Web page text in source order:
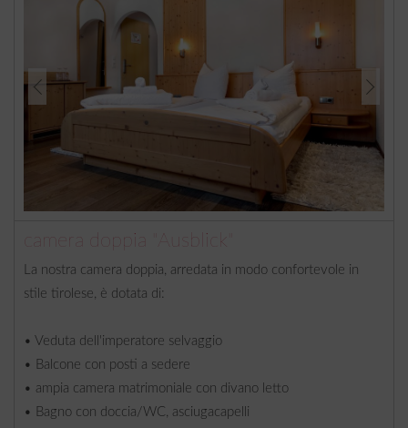
camera doppia "Ausblick"
La nostra camera doppia, arredata in modo confortevole in
stile tirolese, è dotata di:
• Veduta dell'imperatore selvaggio
• Balcone con posti a sedere
• ampia camera matrimoniale con divano letto
• Bagno con doccia/WC, asciugacapelli